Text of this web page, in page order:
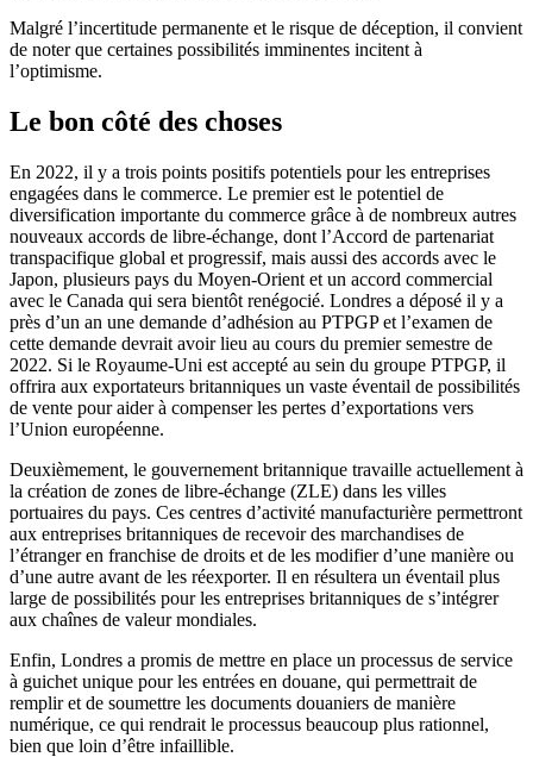
Malgré l’incertitude permanente et le risque de déception, il convient
de noter que certaines possibilités imminentes incitent à
l’optimisme.
Le bon côté des choses
En 2022, il y a trois points positifs potentiels pour les entreprises
engagées dans le commerce. Le premier est le potentiel de
diversification importante du commerce grâce à de nombreux autres
nouveaux accords de libre-échange, dont l’Accord de partenariat
transpacifique global et progressif, mais aussi des accords avec le
Japon, plusieurs pays du Moyen-Orient et un accord commercial
avec le Canada qui sera bientôt renégocié. Londres a déposé il y a
près d’un an une demande d’adhésion au PTPGP et l’examen de
cette demande devrait avoir lieu au cours du premier semestre de
2022. Si le Royaume-Uni est accepté au sein du groupe PTPGP, il
offrira aux exportateurs britanniques un vaste éventail de possibilités
de vente pour aider à compenser les pertes d’exportations vers
l’Union européenne.
Deuxièmement, le gouvernement britannique travaille actuellement à
la création de zones de libre-échange (ZLE) dans les villes
portuaires du pays. Ces centres d’activité manufacturière permettront
aux entreprises britanniques de recevoir des marchandises de
l’étranger en franchise de droits et de les modifier d’une manière ou
d’une autre avant de les réexporter. Il en résultera un éventail plus
large de possibilités pour les entreprises britanniques de s’intégrer
aux chaînes de valeur mondiales.
Enfin, Londres a promis de mettre en place un processus de service
à guichet unique pour les entrées en douane, qui permettrait de
remplir et de soumettre les documents douaniers de manière
numérique, ce qui rendrait le processus beaucoup plus rationnel,
bien que loin d’être infaillible.